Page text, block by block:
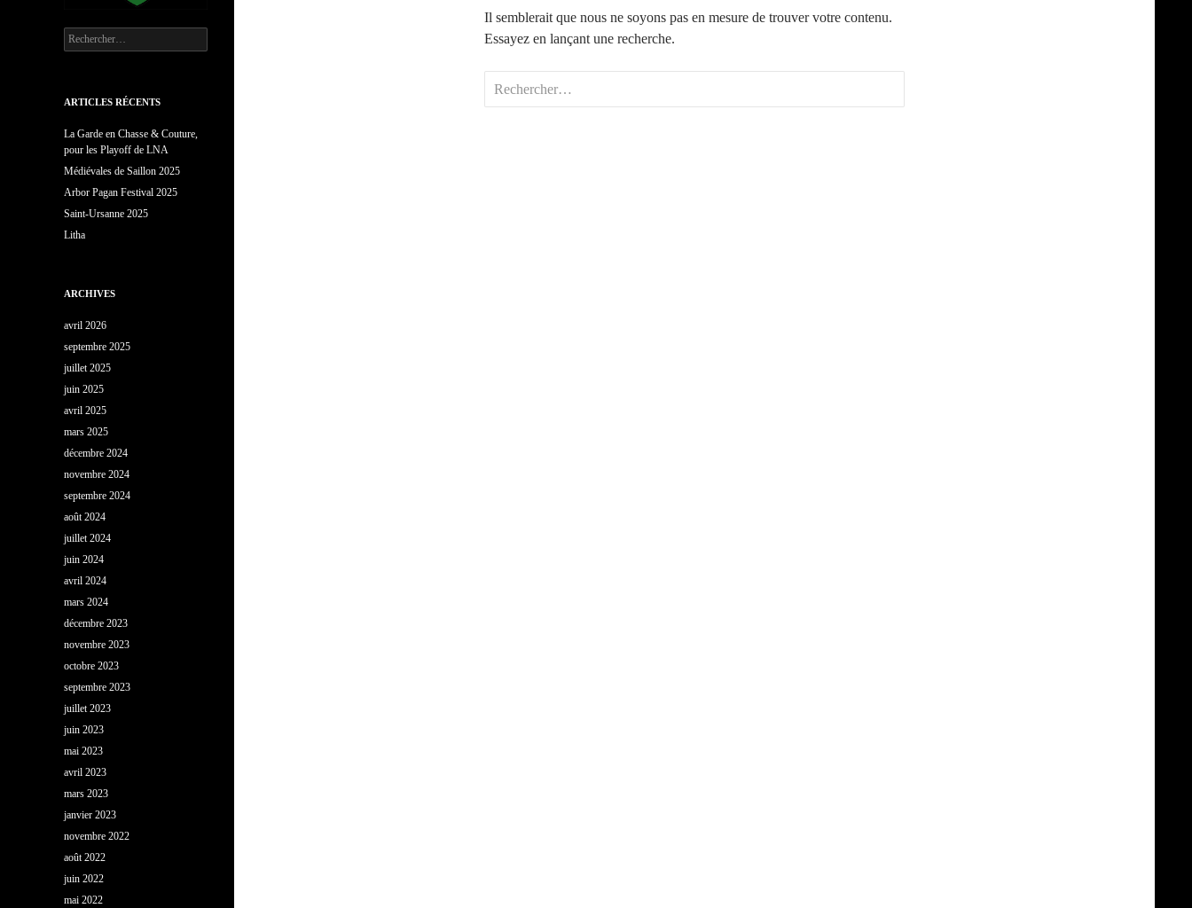
Il semblerait que nous ne soyons pas en mesure de trouver votre contenu.
Essayez en lançant une recherche.
Rechercher :
ARTICLES RÉCENTS
La Garde en Chasse & Couture,
pour les Playoff de LNA
Médiévales de Saillon 2025
Arbor Pagan Festival 2025
Saint-Ursanne 2025
Litha
ARCHIVES
avril 2026
septembre 2025
juillet 2025
juin 2025
avril 2025
mars 2025
décembre 2024
novembre 2024
septembre 2024
août 2024
juillet 2024
juin 2024
avril 2024
mars 2024
décembre 2023
novembre 2023
octobre 2023
septembre 2023
juillet 2023
juin 2023
mai 2023
avril 2023
mars 2023
janvier 2023
novembre 2022
août 2022
juin 2022
mai 2022